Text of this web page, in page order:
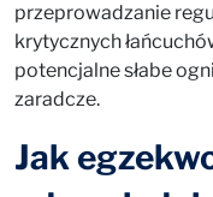
przeprowadzanie
krytycznych
potencjalne słabe
zaradcze.
Jak